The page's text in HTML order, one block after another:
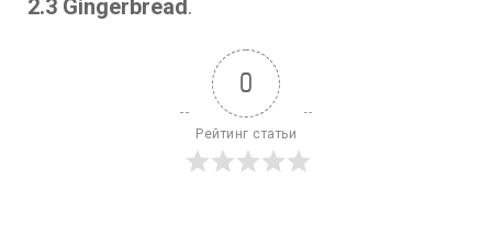
2.3 Gingerbread.
0
Рейтинг статьи